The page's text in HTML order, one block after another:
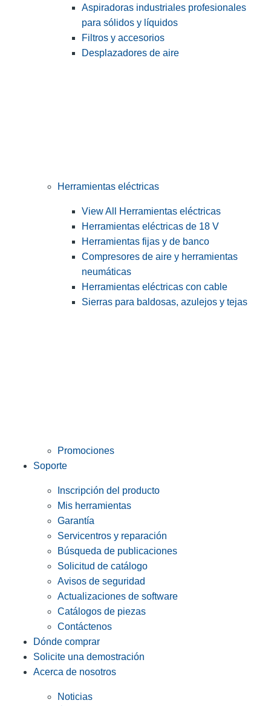
Aspiradoras industriales profesionales
para sólidos y líquidos
Filtros y accesorios
Desplazadores de aire
Herramientas eléctricas
View All Herramientas eléctricas
Herramientas eléctricas de 18 V
Herramientas fijas y de banco
Compresores de aire y herramientas
neumáticas
Herramientas eléctricas con cable
Sierras para baldosas, azulejos y tejas
Promociones
Soporte
Inscripción del producto
Mis herramientas
Garantía
Servicentros y reparación
Búsqueda de publicaciones
Solicitud de catálogo
Avisos de seguridad
Actualizaciones de software
Catálogos de piezas
Contáctenos
Dónde comprar
Solicite una demostración
Acerca de nosotros
Noticias